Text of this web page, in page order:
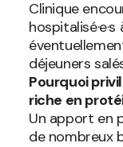
Clinique
déjeuners
Pourquoi
riche en
Un apport en
de nombreux